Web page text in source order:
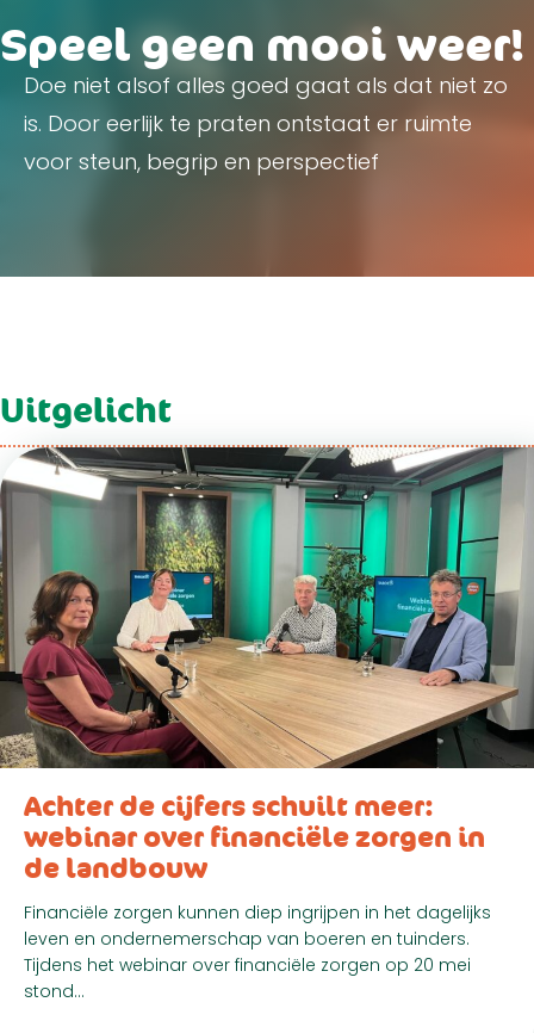
Speel geen mooi weer!
Doe niet alsof alles goed gaat als dat niet zo
is. Door eerlijk te praten ontstaat er ruimte
voor steun, begrip en perspectief
Uitgelicht
Achter de cijfers schuilt meer:
webinar over financiële zorgen in
de landbouw
Financiële zorgen kunnen diep ingrijpen in het dagelijks
leven en ondernemerschap van boeren en tuinders.
Tijdens het webinar over financiële zorgen op 20 mei
stond…